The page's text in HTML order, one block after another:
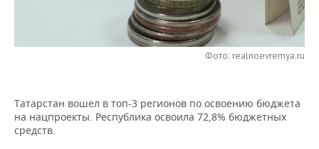
ЭНЕРГЕТИКА
РОЗНИЧНАЯ ТОРГОВЛЯ
НОВОСТИ ТЕХНОЛОГИЙ
ТЕЛЕКОММУНИКАЦИИ
БИЗНЕС-БРАНЧИ
ФУТБОЛ
НОВОСТИ ОБЩЕСТВА
ФОТОГАЛЕРЕЯ
Фото: realnoevremya.ru
Татарстан вошел в топ-3 регионов по освоению бюджета
на нацпроекты. Республика освоила 72,8% бюджетных
средств.